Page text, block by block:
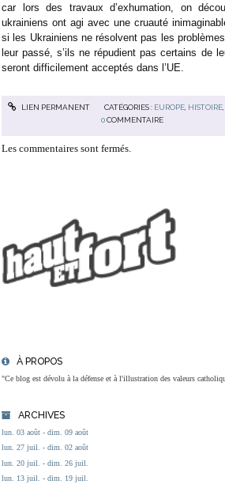
À PROPOS
"Ce blog est dévolu à la défense et à l'illustration des valeurs
ARCHIVES
lun. 03 août - dim. 09 août
lun. 27 juil. - dim. 02 août
lun. 20 juil. - dim. 26 juil.
lun. 13 juil. - dim. 19 juil.
car lors des travaux d’exhumation, on
ukrainiens ont agi avec une cruauté
si les Ukrainiens ne résolvent pas les
leur passé, s’ils ne répudient pas certains de
seront difficilement acceptés dans l’UE.
LIEN PERMANENT CATÉGORIES : EUROPE, HISTOIRE,
0 COMMENTAIRE
Les commentaires sont fermés.